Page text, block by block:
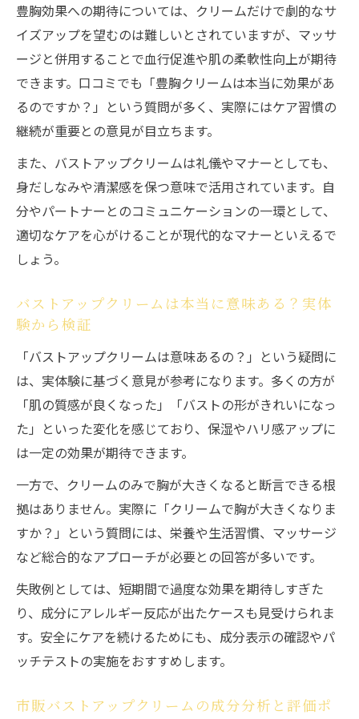
力
バストアップクリームの成分比較で見る効
果の差
脂肪増加成分配合バストアップクリームの
特徴とは
ボルフィリン配合バストアップクリームの
注目点
バストアップクリームの市販品と成分の違
いを解説
バストクリームおすすめ成分の選び方ガイ
ボルフィリン配合クリームの効果を徹底考察
バストアップクリームとボルフィリン配合
の注目理由
ボルフィリン入りバストアップクリームの
実力検証
バストアップクリームにおけるボルフィリ
ンの役割
バストアップクリームと成分相乗効果のポ
イント
ボルフィリン配合バストクリームの選び方
と注意点
自分の理想を叶えるバストケア習慣の始め方
バストアップクリームで始める理想的なケ
ア習慣
バストアップクリーム習慣化のコツと継続
毎日のバストアップクリームケアで得られ
豊胸効果への期待については、クリームだけで劇的なサ
イズアップを望むのは難しいとされていますが、マッサ
ージと併用することで血行促進や肌の柔軟性向上が期待
できます。口コミでも「豊胸クリームは本当に効果があ
るのですか？」という質問が多く、実際にはケア習慣の
継続が重要との意見が目立ちます。
また、バストアップクリームは礼儀やマナーとしても、
身だしなみや清潔感を保つ意味で活用されています。自
分やパートナーとのコミュニケーションの一環として、
適切なケアを心がけることが現代的なマナーといえるで
しょう。
バストアップクリームは本当に意味ある？実体
験から検証
「バストアップクリームは意味あるの？」という疑問に
は、実体験に基づく意見が参考になります。多くの方が
「肌の質感が良くなった」「バストの形がきれいになっ
た」といった変化を感じており、保湿やハリ感アップに
は一定の効果が期待できます。
一方で、クリームのみで胸が大きくなると断言できる根
拠はありません。実際に「クリームで胸が大きくなりま
すか？」という質問には、栄養や生活習慣、マッサージ
など総合的なアプローチが必要との回答が多いです。
失敗例としては、短期間で過度な効果を期待しすぎた
り、成分にアレルギー反応が出たケースも見受けられま
す。安全にケアを続けるためにも、成分表示の確認やパ
ッチテストの実施をおすすめします。
市販バストアップクリームの成分分析と評価ポ